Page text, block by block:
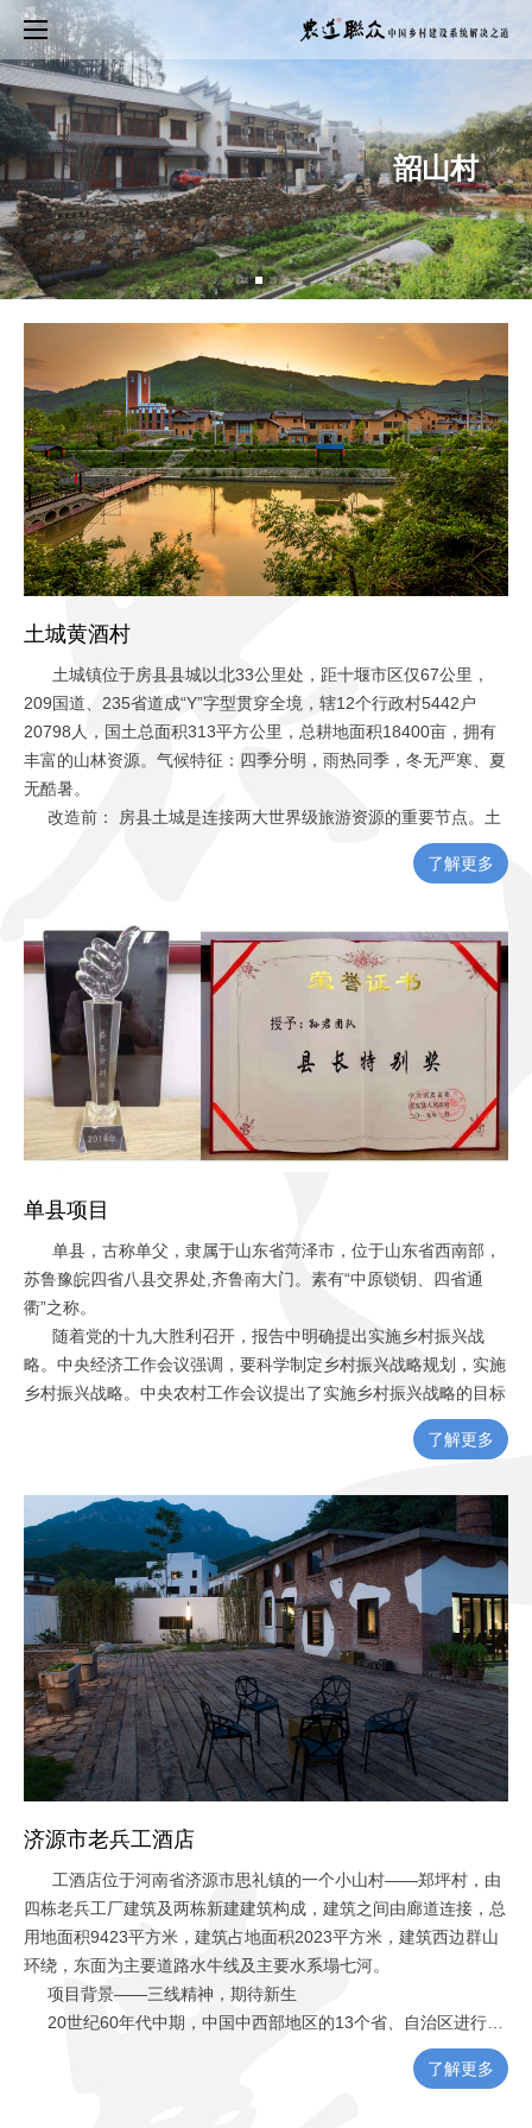
首页
农之道·国之本
系统乡建
落地案例
荣誉档案
理论总结
公益行动
联系我们
郝堂花间驿
韶山村
韶山村
土城黄酒村
土城镇位于房县县城以北33公里处，距十堰市区仅67公里，
209国道、235省道成“Y”字型贯穿全境，辖12个行政村5442户
20798人，国土总面积313平方公里，总耕地面积18400亩，拥有
丰富的山林资源。气候特征：四季分明，雨热同季，冬无严寒、夏
无酷暑。
改造前： 房县土城是连接两大世界级旅游资源的重要节点。土
城地处武当山和神农架之间，是连接两个旅游区的重要通道，武当
山到土城3个小时车程，土城到神农架3个小时车程，土城自然成为
而土城黄酒村地势平坦，拥有较大的腹地可利用；民风淳朴、
黄酒民俗文化浓厚；自北向南、自西向东有一定的高差；河流水系
河道完整，可利用生态、观赏价值高。
了解更多
单县项目
单县，古称单父，隶属于山东省菏泽市，位于山东省西南部，
苏鲁豫皖四省八县交界处,齐鲁南大门。素有“中原锁钥、四省通
衢”之称。
随着党的十九大胜利召开，报告中明确提出实施乡村振兴战
略。中央经济工作会议强调，要科学制定乡村振兴战略规划，实施
乡村振兴战略。中央农村工作会议提出了实施乡村振兴战略的目标
任务和基本原则，明确实施乡村振兴战略的目标任务。2018年中
央一号文件将生态宜居作为乡村振兴发展的重要内容之一进行了全
我们农道团队也在深入学习贯彻习总书记对山东代表团审议时
的重要讲话精神——打造乡村振兴的“齐鲁样板”。
了解更多
济源市老兵工酒店
工酒店位于河南省济源市思礼镇的一个小山村——郑坪村，由
四栋老兵工厂建筑及两栋新建建筑构成，建筑之间由廊道连接，总
用地面积9423平方米，建筑占地面积2023平方米，建筑西边群山
环绕，东面为主要道路水牛线及主要水系塌七河。
项目背景——三线精神，期待新生
20世纪60年代中期，中国中西部地区的13个省、自治区进行了
一场以战备为指导思想的大规模国防、科技、工业和交通基本设施
建设——三线建设；三线建设是中国经济使上一次极大规模的工业
了解更多